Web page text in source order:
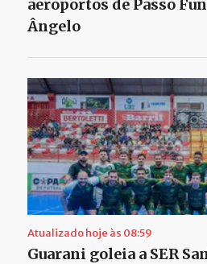
aeroportos de Passo
Ângelo
Atualizado hoje às 08:59
Guarani goleia a SER